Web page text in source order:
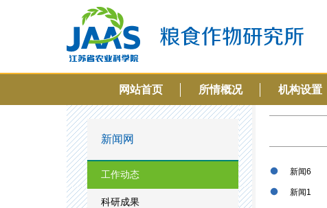
网站首页 所情概况 机构设置
新闻网
工作动态
科研成果
新闻6
新闻1